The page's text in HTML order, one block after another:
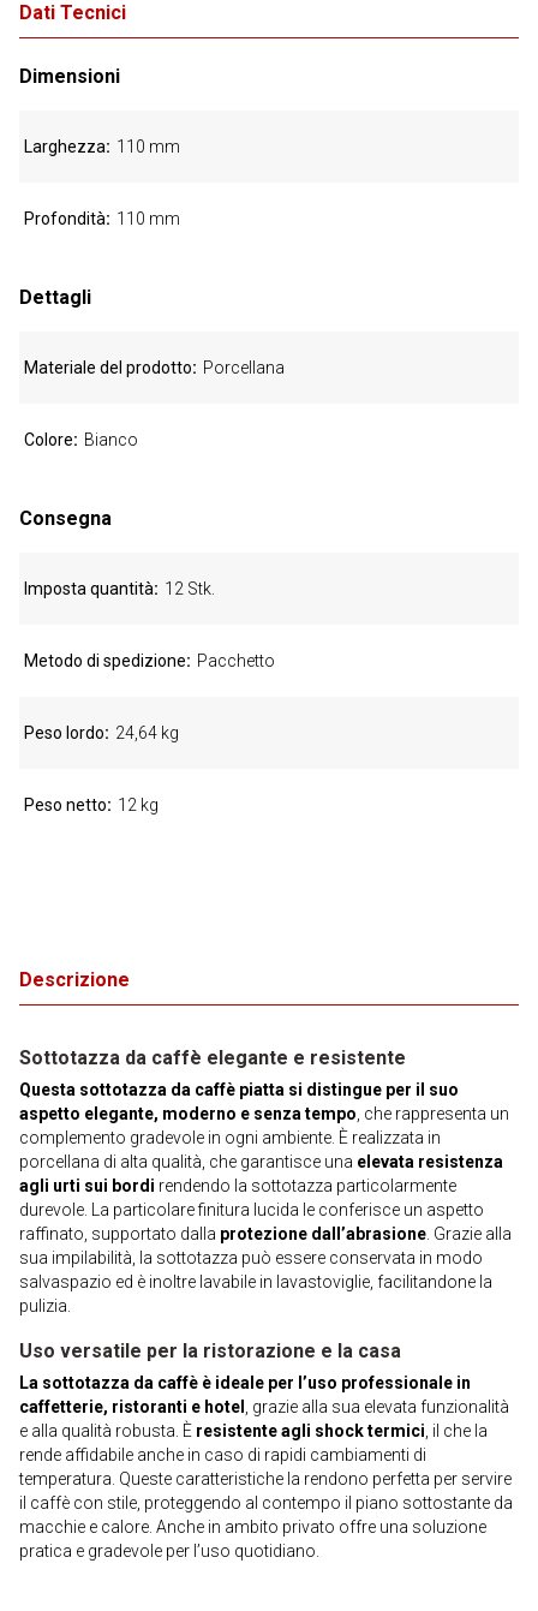
Descrizione
Sottotazza da caffè elegante e resistente
Questa sottotazza da caffè piatta si distingue per il suo
aspetto elegante, moderno e senza tempo , che rappresenta un
complemento gradevole in ogni ambiente. È realizzata in
porcellana di alta qualità, che garantisce una elevata resistenza
agli urti sui bordi rendendo la sottotazza particolarmente
durevole. La particolare finitura lucida le conferisce un aspetto
raffinato, supportato dalla protezione dall’abrasione . Grazie alla
sua impilabilità, la sottotazza può essere conservata in modo
salvaspazio ed è inoltre lavabile in lavastoviglie, facilitandone la
pulizia.
Uso versatile per la ristorazione e la casa
La sottotazza da caffè è ideale per l’uso professionale in
caffetterie, ristoranti e hotel
, grazie alla sua elevata funzionalità
e alla qualità robusta. È resistente agli shock termici , il che la
rende affidabile anche in caso di rapidi cambiamenti di
temperatura. Queste caratteristiche la rendono perfetta per servire
il caffè con stile, proteggendo al contempo il piano sottostante da
macchie e calore. Anche in ambito privato offre una soluzione
pratica e gradevole per l’uso quotidiano.
Dati Tecnici
Dimensioni
Larghezza 110 mm
Profondità 110 mm
Dettagli
Materiale del prodotto Porcellana
Colore Bianco
Consegna
Imposta quantità 12 Stk.
Metodo di spedizione Pacchetto
Peso lordo 24,64 kg
Peso netto 12 kg